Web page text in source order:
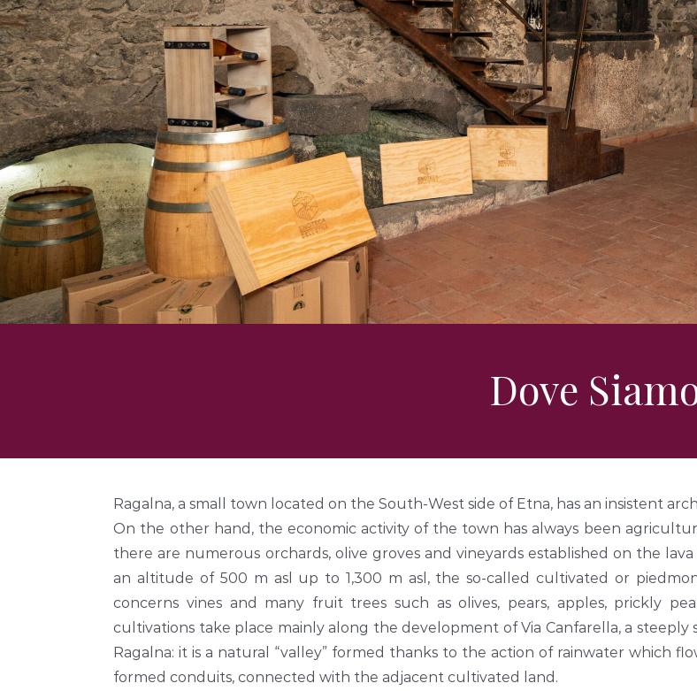
Dove
Ragalna, a small town located on the South-West side of Etna, has an insistent
On the other hand, the economic activity of the town has always been
there are numerous orchards, olive groves and vineyards established on the
an altitude of 500 m asl up to 1,300 m asl, the so-called cultivated or
concerns vines and many fruit trees such as olives, pears, apples, prickly
cultivations take place mainly along the development of Via Canfarella, a
Ragalna: it is a natural “valley” formed thanks to the action of rainwater which
formed conduits, connected with the adjacent cultivated land.